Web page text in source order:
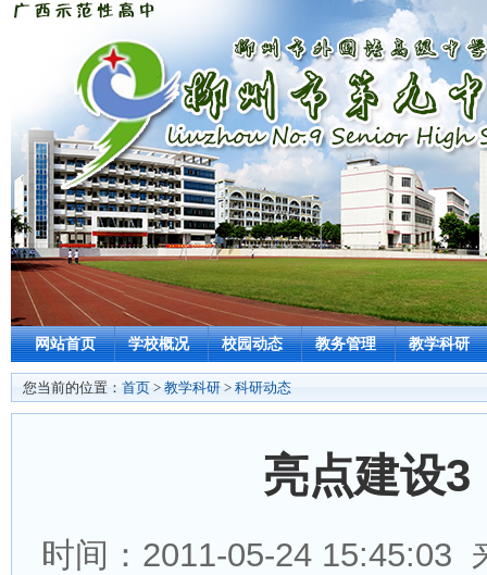
网站首页 学校概况 校园动态 教务管理 教学科研
您当前的位置： 首页 > 教学科研 > 科研动态
亮点建设3
时间：2011-05-24 15:45:03